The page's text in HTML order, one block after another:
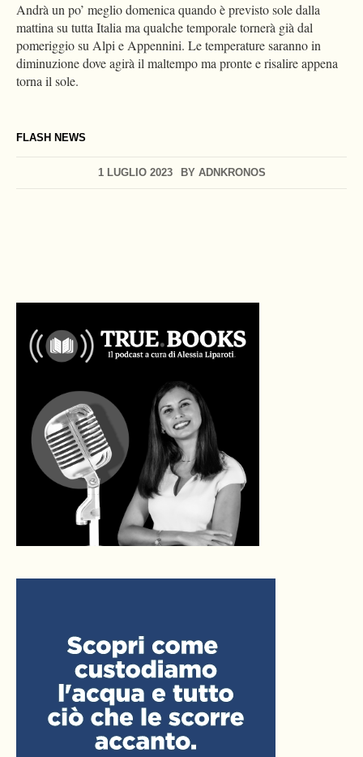
FLASH NEWS
1 LUGLIO 2023 BY ADNKRONOS
Andrà un po’ meglio domenica quando è previsto sole dalla
mattina su tutta Italia ma qualche temporale tornerà già dal
pomeriggio su Alpi e Appennini. Le temperature saranno in
diminuzione dove agirà il maltempo ma pronte e risalire appena
torna il sole.